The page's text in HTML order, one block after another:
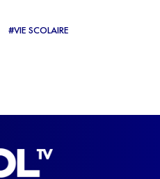
d'Europe de Horse-
ses études avant de
#VIE SCOLAIRE